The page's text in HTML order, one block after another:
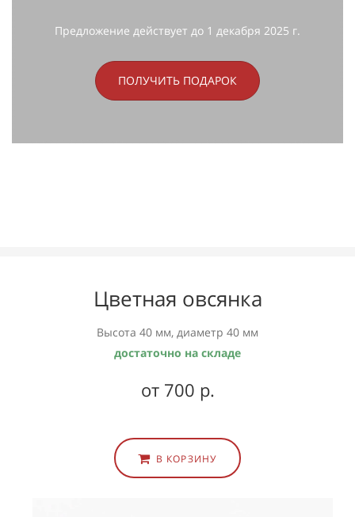
Предложение действует до 1 декабря 2025 г.
ПОЛУЧИТЬ ПОДАРОК
Цветная овсянка
Высота 40 мм, диаметр 40 мм
достаточно на складе
от 700 р.
В КОРЗИНУ